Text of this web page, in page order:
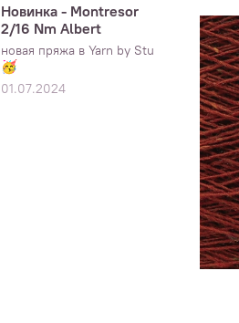
Новинка - Montresor
2/16 Nm Albert
новая пряжа в Yarn by Stu
🥳
01.07.2024